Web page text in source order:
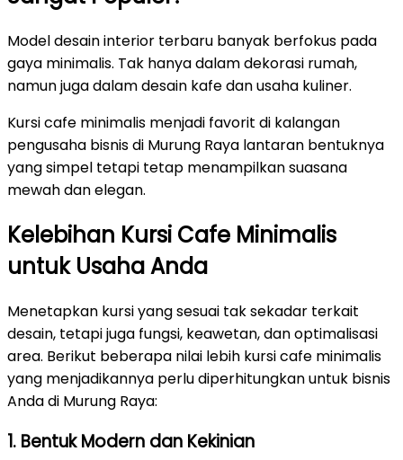
Model desain interior terbaru banyak berfokus pada
gaya minimalis. Tak hanya dalam dekorasi rumah,
namun juga dalam desain kafe dan usaha kuliner.
Kursi cafe minimalis menjadi favorit di kalangan
pengusaha bisnis di Murung Raya lantaran bentuknya
yang simpel tetapi tetap menampilkan suasana
mewah dan elegan.
Kelebihan Kursi Cafe Minimalis
untuk Usaha Anda
Menetapkan kursi yang sesuai tak sekadar terkait
desain, tetapi juga fungsi, keawetan, dan optimalisasi
area. Berikut beberapa nilai lebih kursi cafe minimalis
yang menjadikannya perlu diperhitungkan untuk bisnis
Anda di Murung Raya:
1. Bentuk Modern dan Kekinian